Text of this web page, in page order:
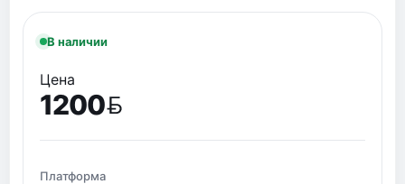
В наличии
Цена
1200
BYN
Платформа